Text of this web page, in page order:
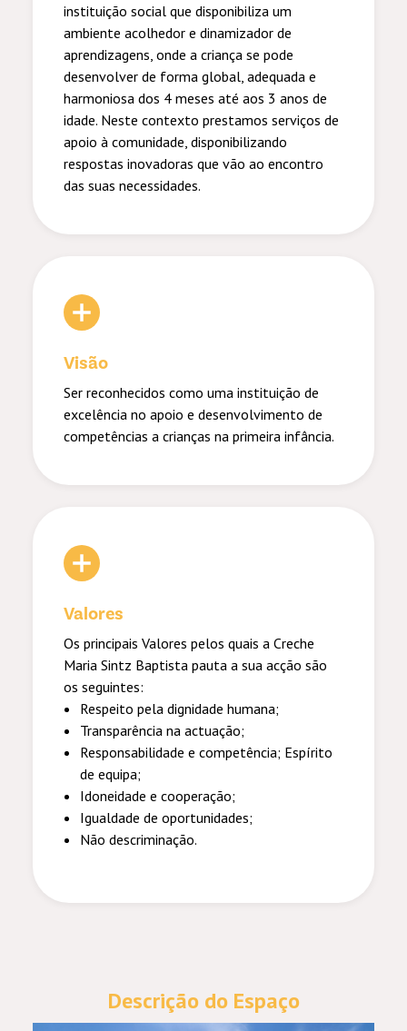
instituição social que disponibiliza um
ambiente acolhedor e dinamizador de
aprendizagens, onde a criança se pode
desenvolver de forma global, adequada e
harmoniosa dos 4 meses até aos 3 anos de
idade. Neste contexto prestamos serviços de
apoio à comunidade, disponibilizando
respostas inovadoras que vão ao encontro
das suas necessidades.
Visão
Ser reconhecidos como uma instituição de
excelência no apoio e desenvolvimento de
competências a crianças na primeira infância.
Valores
Os principais Valores pelos quais a Creche
Maria Sintz Baptista pauta a sua acção são
os seguintes:
Respeito pela dignidade humana;
Transparência na actuação;
Responsabilidade e competência; Espírito
de equipa;
Idoneidade e cooperação;
Igualdade de oportunidades;
Não descriminação.
Descrição do Espaço